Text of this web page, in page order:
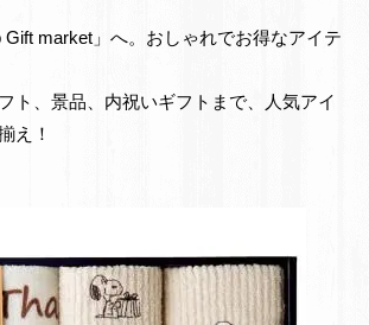
物・
返
Gift market」へ。おしゃれでお得なアイテ
ト、景品、内祝いギフトまで、人気アイ
え！